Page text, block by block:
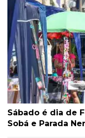
Sábado é dia de
Sobá e Parada